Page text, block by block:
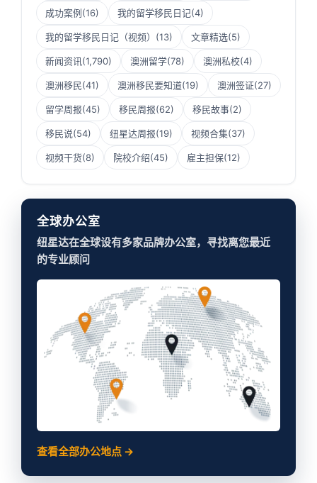
成功案例(16) 我的留学移民日记(4)
我的留学移民日记（视频） (13) 文章精选(5)
新闻资讯(1,790) 澳洲留学(78) 澳洲私校(4)
澳洲移民(41) 澳洲移民要知道(19) 澳洲签证(27)
留学周报(45) 移民周报(62) 移民故事(2)
移民说(54) 纽星达周报(19) 视频合集(37)
视频干货(8) 院校介绍(45) 雇主担保(12)
全球办公室
纽星达在全球设有多家品牌办公室，寻找离您最近
的专业顾问
查看全部办公地点 →